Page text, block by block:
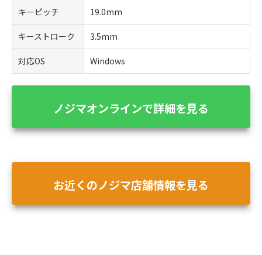
キーピッチ 19.0mm
キーストローク 3.5mm
対応OS Windows
ノジマオンラインで詳細を見る
お近くのノジマ店舗情報を見る